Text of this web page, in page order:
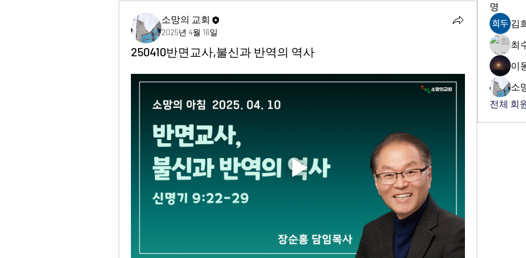
소망의 교회
2025년 4월 16일
250410반면교사,불신과 반역의 역사
명
김
최
이
소
전체 회